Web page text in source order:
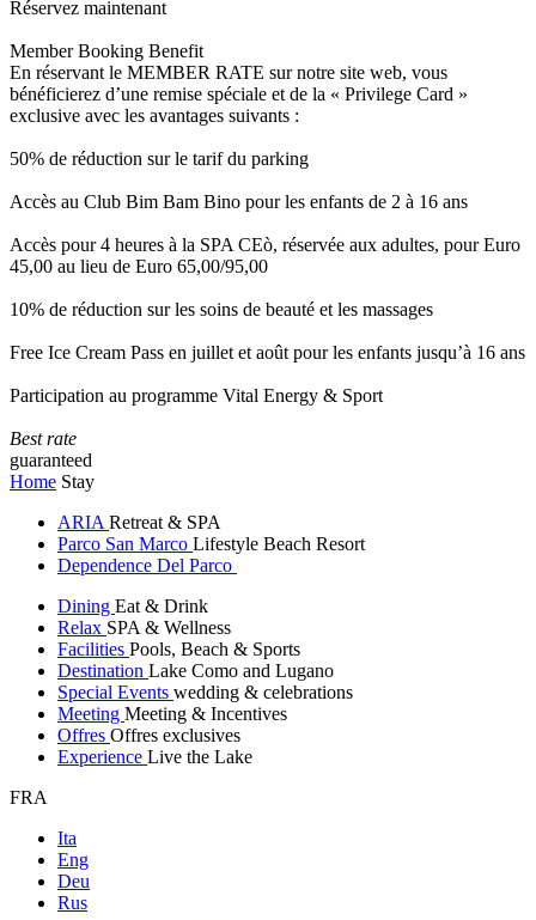
Réservez maintenant
Member Booking Benefit
En réservant le MEMBER RATE sur notre site web, vous
bénéficierez d’une remise spéciale et de la « Privilege Card »
exclusive avec les avantages suivants :
50% de réduction sur le tarif du parking
Accès au Club Bim Bam Bino pour les enfants de 2 à 16 ans
Accès pour 4 heures à la SPA CEò, réservée aux adultes, pour Euro
45,00 au lieu de Euro 65,00/95,00
10% de réduction sur les soins de beauté et les massages
Free Ice Cream Pass en juillet et août pour les enfants jusqu’à 16 ans
Participation au programme Vital Energy & Sport
Best rate
guaranteed
Home Stay
ARIA Retreat & SPA
Parco San Marco Lifestyle Beach Resort
Dependence Del Parco
Dining Eat & Drink
Relax SPA & Wellness
Facilities Pools, Beach & Sports
Destination Lake Como and Lugano
Special Events wedding & celebrations
Meeting Meeting & Incentives
Offres Offres exclusives
Experience Live the Lake
FRA
Ita
Eng
Deu
Rus